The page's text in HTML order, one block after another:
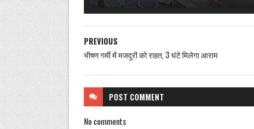
PREVIOUS
भीषण गर्मी में मजदूरों को राहत, 3 घंटे मिलेगा आराम
POST COMMENT
No comments